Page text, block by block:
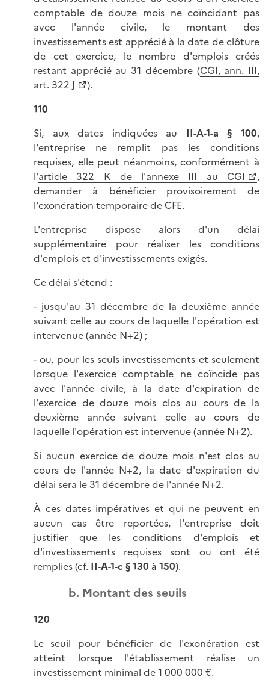
comptable de douze mois ne coïncidant pas
avec l'année civile, le montant des
investissements est apprécié à la date de clôture
de cet exercice, le nombre d'emplois créés
restant apprécié au 31 décembre (CGI, ann. III,
art. 322 J
).
110
Si, aux dates indiquées au II-A-1-a § 100,
l'entreprise ne remplit pas les conditions
requises, elle peut néanmoins, conformément à
l'article 322 K de l'annexe III au CGI
,
demander à bénéficier provisoirement de
l'exonération temporaire de CFE.
L'entreprise dispose alors d'un délai
supplémentaire pour réaliser les conditions
d'emplois et d'investissements exigés.
Ce délai s'étend :
- jusqu'au 31 décembre de la deuxième année
suivant celle au cours de laquelle l'opération est
intervenue (année N+2) ;
- ou, pour les seuls investissements et seulement
lorsque l'exercice comptable ne coïncide pas
avec l'année civile, à la date d'expiration de
l'exercice de douze mois clos au cours de la
deuxième année suivant celle au cours de
laquelle l'opération est intervenue (année N+2).
Si aucun exercice de douze mois n'est clos au
cours de l'année N+2, la date d'expiration du
délai sera le 31 décembre de l'année N+2.
À ces dates impératives et qui ne peuvent en
aucun cas être reportées, l'entreprise doit
justifier que les conditions d'emplois et
d'investissements requises sont ou ont été
remplies (cf. II-A-1-c § 130 à 150).
b. Montant des seuils
120
Le seuil pour bénéficier de l'exonération est
atteint lorsque l'établissement réalise un
investissement minimal de 1 000 000 €.